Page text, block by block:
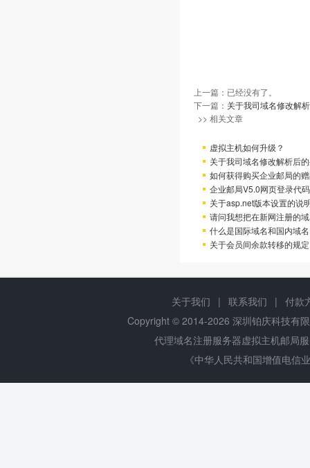
上一篇：已经没有了。
下一篇： 关于我司域名修改解
>> 相关文章
虚拟主机如何升级？
关于我司域名修改解析后
如何获得购买企业邮局的
企业邮局V5.0网页登录代码
关于asp.net版本设置的说
请问我想把在新网注册的
什么是国际域名和国内域
关于会员间余款转移的规定
关于我们 | 联系我们 | 付款
Copyright © 2014-2026 深圳铂庆科技有
代理域名注册服务器虚拟主机邮局
《中华人民共和国增值电信